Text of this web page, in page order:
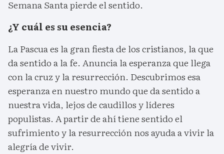
Semana Santa pierde el sentido.
¿Y cuál es su esencia?
La Pascua es la gran fiesta de los cristianos, la que
da sentido a la fe. Anuncia la esperanza que llega
con la cruz y la resurrección. Descubrimos esa
esperanza en nuestro mundo que da sentido a
nuestra vida, lejos de caudillos y líderes
populistas. A partir de ahí tiene sentido el
sufrimiento y la resurrección nos ayuda a vivir la
alegría de vivir.